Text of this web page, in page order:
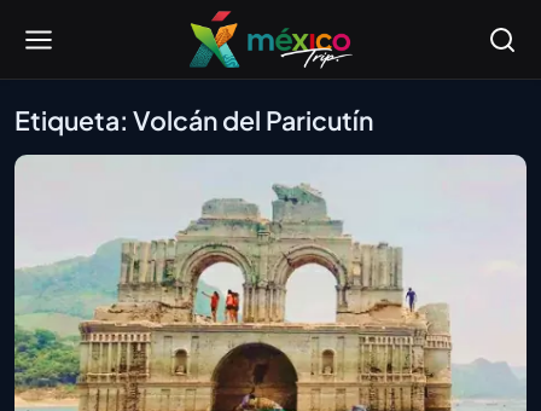
Etiqueta: Volcán del Paricutín